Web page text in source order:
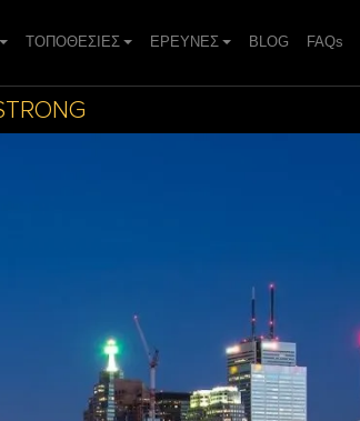
ΤΟΠΟΘΕΣΙΕΣ ΕΡΕΥΝΕΣ BLOG FAQs